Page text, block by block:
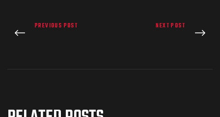
PREVIOUS POST NEXT POST